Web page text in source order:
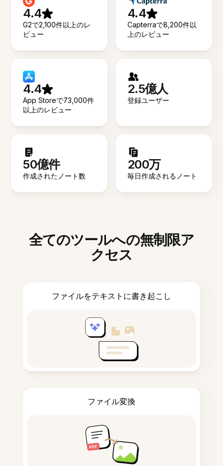
4.4
G2で2,100件以上のレ
ビュー
4.4
Capterraで8,200件以
上のレビュー
4.4
App Storeで73,000件
以上のレビュー
2.5億人
登録ユーザー
50億件
作成されたノート数
200万
毎日作成されるノート
全てのツールへの無制限ア
クセス
ファイルをテキストに書き起こし
ファイル変換